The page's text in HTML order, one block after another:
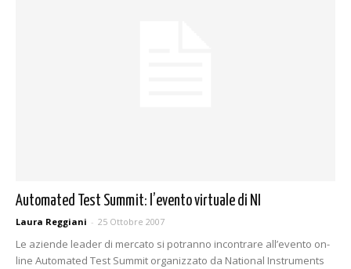
Automated Test Summit: l’evento virtuale di NI
Laura Reggiani - 25 Ottobre 2007
Le aziende leader di mercato si potranno incontrare all’evento on-
line Automated Test Summit organizzato da National Instruments